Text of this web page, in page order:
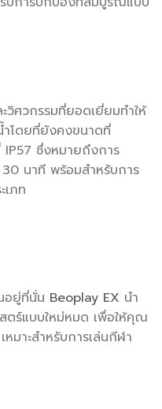
ศวกรรมที่ยอดเยี่ยมทำให้
ำโดยที่ยังคงขนาดที่
IP57 ซึ่งหมายถึงการ
30 นาที พร้อมสำหรับการ
ภท
อยู่ที่นั่น Beoplay EX นำ
ตร์แบบใหม่หมด เพื่อให้คุณ
มาะสำหรับการเล่นกีฬา